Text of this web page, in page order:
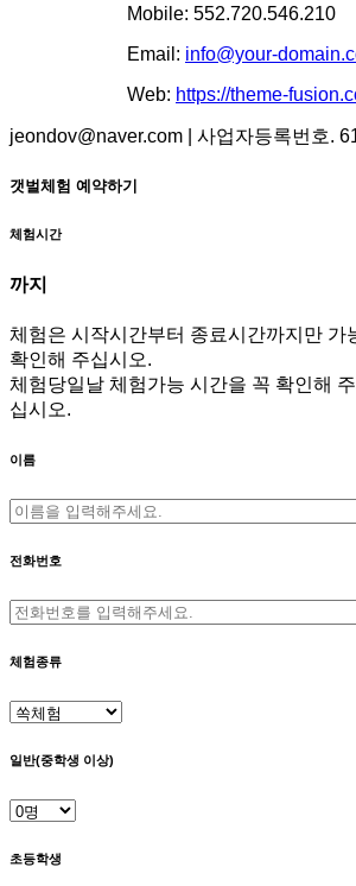
Mobile: 552.720.546.210
Email: info@your-
Web: https://theme-
jeondov@naver.com | 사업자등록번호.
갯벌체험 예약하기
체험시간
까지
체험은 시작시간부터 종료시간까지만 가
확인해 주십시오.
체험당일날 체험가능 시간을 꼭 확인해
십시오.
이름
전화번호
체험종류
일반(중학생 이상)
초등학생